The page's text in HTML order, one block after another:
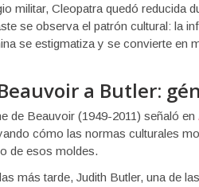
militar, Cleopatra quedó reducida
se observa el patrón cultural: la
se estigmatiza y se convierte en
a Butler:
de Beauvoir (1949-2011) señaló en
cómo las normas culturales
de esos moldes.
más tarde, Judith Butler, una de